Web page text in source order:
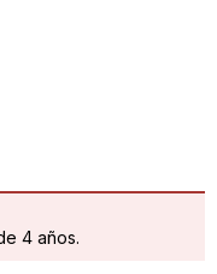
4 años.